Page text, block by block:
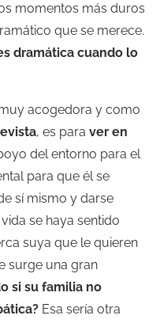
momentos más duros
que se merece.
dramática cuando lo
acogedora y como
, es para ver en
del entorno para el
para que él se
sí mismo y darse
se haya sentido
suya que le quieren
surge una gran
si su familia no
Esa sería otra